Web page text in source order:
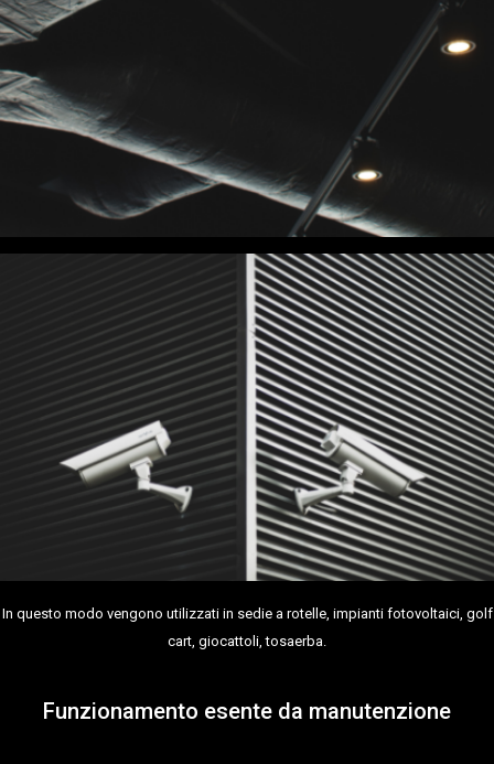
In questo modo vengono utilizzati in sedie a rotelle, impianti fotovoltaici, golf
cart, giocattoli, tosaerba.
Funzionamento esente da manutenzione